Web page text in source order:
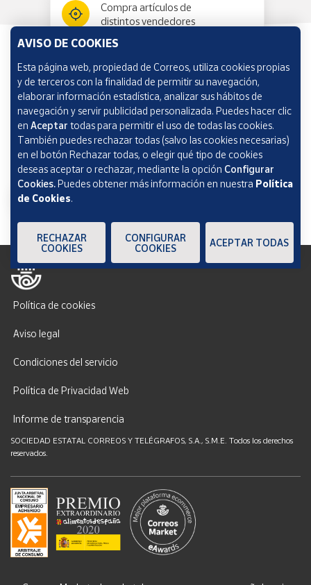
Compra artículos de
distintos vendedores
Información y ayuda
Correos Market
Política de cookies
Aviso legal
Condiciones del servicio
Política de Privacidad Web
Informe de transparencia
SOCIEDAD ESTATAL CORREOS Y TELÉGRAFOS, S.A., S.M.E. Todos los derechos
reservados.
AVISO DE COOKIES
Esta página web, propiedad de Correos, utiliza cookies propias
y de terceros con la finalidad de permitir su navegación,
elaborar información estadística, analizar sus hábitos de
navegación y servir publicidad personalizada. Puedes hacer clic
en Aceptar todas para permitir el uso de todas las cookies.
También puedes rechazar todas (salvo las cookies necesarias)
en el botón Rechazar todas, o elegir qué tipo de cookies
deseas aceptar o rechazar, mediante la opción Configurar
Cookies.Puedes obtener más información en nuestra Política
de Cookies.
RECHAZAR
COOKIES
CONFIGURAR
COOKIES
ACEPTAR TODAS